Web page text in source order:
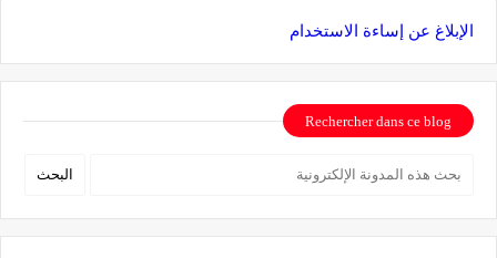
الإبلاغ عن إساءة الاستخدام
Rechercher dans ce blog